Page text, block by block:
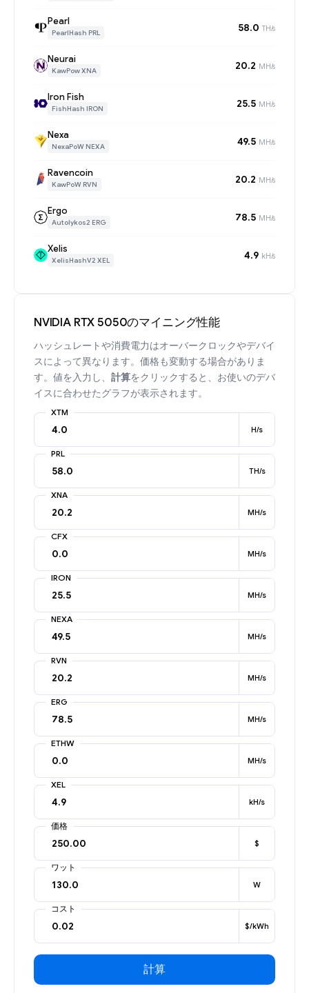
Pearl
PearlHash PRL 58.0 TH/s
Neurai
KawPow XNA 20.2 MH/s
Iron Fish
FishHash IRON 25.5 MH/s
Nexa
NexaPoW NEXA 49.5 MH/s
Ravencoin
KawPoW RVN 20.2 MH/s
Ergo
Autolykos2 ERG 78.5 MH/s
Xelis
XelisHashV2 XEL 4.9 kH/s
NVIDIA RTX 5050のマイニング性能
ハッシュレートや消費電力はオーバークロックやデバイ
スによって異なります。価格も変動する場合がありま
す。値を入力し、 計算をクリックすると、お使いのデバ
イスに合わせたグラフが表示されます。
XTM
H/s
PRL
TH/s
XNA
MH/s
CFX
MH/s
IRON
MH/s
NEXA
MH/s
RVN
MH/s
ERG
MH/s
ETHW
MH/s
XEL
kH/s
価格
$
ワット
W
コスト
$/kWh
計算